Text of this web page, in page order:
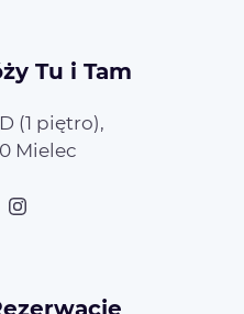
Tu i Tam
(1 piętro),
Mielec